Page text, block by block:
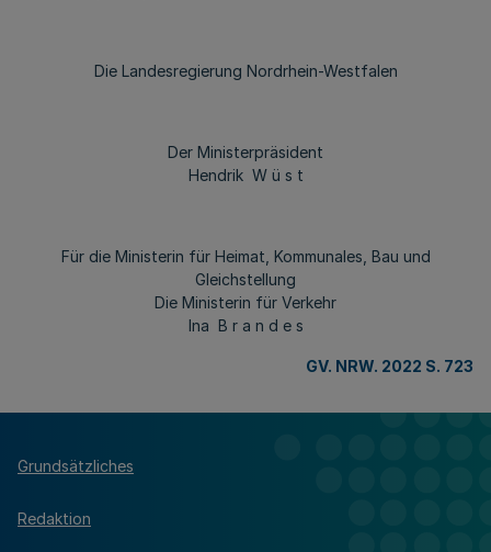
Die Landesregierung Nordrhein-Westfalen
Der Ministerpräsident
Hendrik W ü s t
Für die Ministerin für Heimat, Kommunales, Bau und
Gleichstellung
Die Ministerin für Verkehr
Ina B r a n d e s
GV. NRW. 2022 S. 723
Grundsätzliches
Redaktion